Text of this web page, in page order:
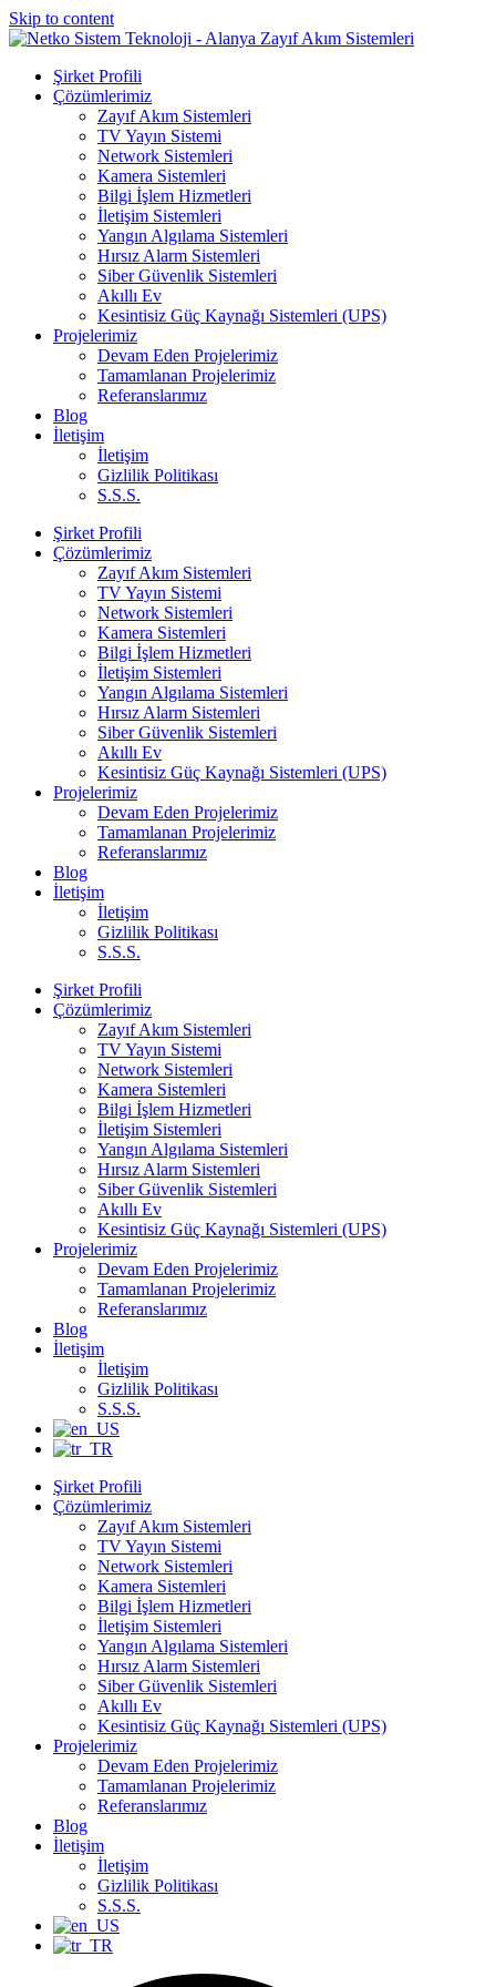
Skip to content
Şirket Profili
Çözümlerimiz
Zayıf Akım Sistemleri
TV Yayın Sistemi
Network Sistemleri
Kamera Sistemleri
Bilgi İşlem Hizmetleri
İletişim Sistemleri
Yangın Algılama Sistemleri
Hırsız Alarm Sistemleri
Siber Güvenlik Sistemleri
Akıllı Ev
Kesintisiz Güç Kaynağı Sistemleri (UPS)
Projelerimiz
Devam Eden Projelerimiz
Tamamlanan Projelerimiz
Referanslarımız
Blog
İletişim
İletişim
Gizlilik Politikası
S.S.S.
Şirket Profili
Çözümlerimiz
Zayıf Akım Sistemleri
TV Yayın Sistemi
Network Sistemleri
Kamera Sistemleri
Bilgi İşlem Hizmetleri
İletişim Sistemleri
Yangın Algılama Sistemleri
Hırsız Alarm Sistemleri
Siber Güvenlik Sistemleri
Akıllı Ev
Kesintisiz Güç Kaynağı Sistemleri (UPS)
Projelerimiz
Devam Eden Projelerimiz
Tamamlanan Projelerimiz
Referanslarımız
Blog
İletişim
İletişim
Gizlilik Politikası
S.S.S.
Şirket Profili
Çözümlerimiz
Zayıf Akım Sistemleri
TV Yayın Sistemi
Network Sistemleri
Kamera Sistemleri
Bilgi İşlem Hizmetleri
İletişim Sistemleri
Yangın Algılama Sistemleri
Hırsız Alarm Sistemleri
Siber Güvenlik Sistemleri
Akıllı Ev
Kesintisiz Güç Kaynağı Sistemleri (UPS)
Projelerimiz
Devam Eden Projelerimiz
Tamamlanan Projelerimiz
Referanslarımız
Blog
İletişim
İletişim
Gizlilik Politikası
S.S.S.
Şirket Profili
Çözümlerimiz
Zayıf Akım Sistemleri
TV Yayın Sistemi
Network Sistemleri
Kamera Sistemleri
Bilgi İşlem Hizmetleri
İletişim Sistemleri
Yangın Algılama Sistemleri
Hırsız Alarm Sistemleri
Siber Güvenlik Sistemleri
Akıllı Ev
Kesintisiz Güç Kaynağı Sistemleri (UPS)
Projelerimiz
Devam Eden Projelerimiz
Tamamlanan Projelerimiz
Referanslarımız
Blog
İletişim
İletişim
Gizlilik Politikası
S.S.S.